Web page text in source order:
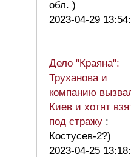
обл. )
2023-04-29
Дело "Краяна":
Труханова и
компанию
Киев и хотят
под стражу :
Костусев-2?)
2023-04-25